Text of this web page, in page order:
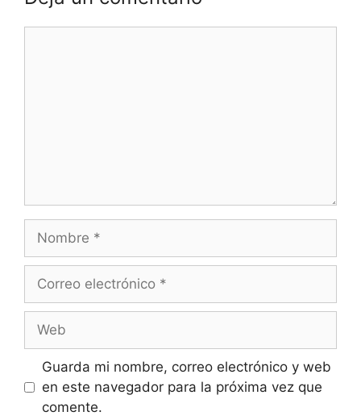
Nombre
Correo
Web
Guarda mi nombre, correo electrónico y web
en este navegador para la próxima vez que
comente.